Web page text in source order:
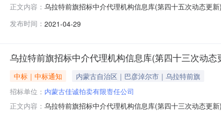
正文内容： 乌拉特前旗招标中介代理机构信息库(第四十五次动态更
机构）序号投标人名称授权委托人联系电话优惠率1深圳
发布时间： 2021-04-29
乌拉特前旗招标中介代理机构信息库(第四十三次动态
中标｜中标通知
内蒙古自治区｜巴彦淖尔市｜乌拉特前旗
招标单位： 内蒙古佳诚拍卖有限责任公司
正文内容： 乌拉特前旗招标中介代理机构信息库(第四十三次动态更